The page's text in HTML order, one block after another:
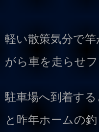
軽い散策気分で
がら車を走らせ
駐車場へ到着す
と昨年ホームの